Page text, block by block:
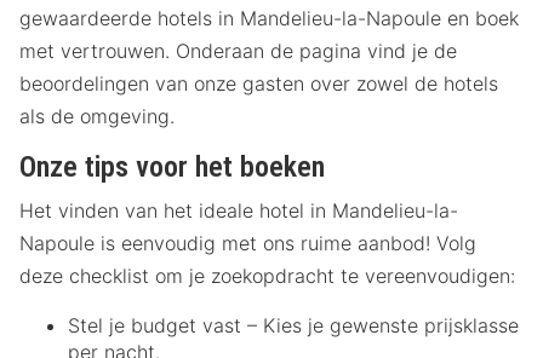
gewaardeerde hotels in Mandelieu-la-Napoule en boek
met vertrouwen. Onderaan de pagina vind je de
beoordelingen van onze gasten over zowel de hotels
als de omgeving.
Onze tips voor het boeken
Het vinden van het ideale hotel in Mandelieu-la-
Napoule is eenvoudig met ons ruime aanbod! Volg
deze checklist om je zoekopdracht te vereenvoudigen:
Stel je budget vast – Kies je gewenste prijsklasse
per nacht.